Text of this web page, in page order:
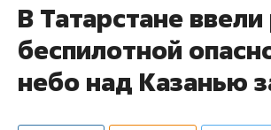
В Татарстане
беспилотной
небо над Казанью